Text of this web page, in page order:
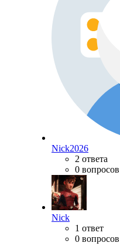
Nick2026
2 ответа
0 вопросов
Nick
1 ответ
0 вопросов